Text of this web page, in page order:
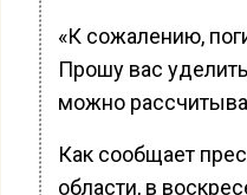
«К сожалению,
Прошу вас
можно
Как сообщает
области, в